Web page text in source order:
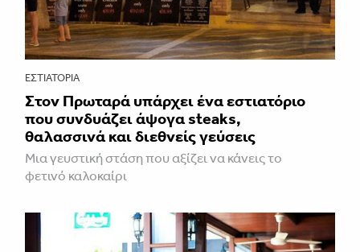
ΕΣΤΙΑΤΌΡΙΑ
Στον Πρωταρά υπάρχει ένα εστιατόριο
που συνδυάζει άψογα steaks,
θαλασσινά και διεθνείς γεύσεις
Μια γευστική στάση που αξίζει να κάνεις το
φετινό καλοκαίρι